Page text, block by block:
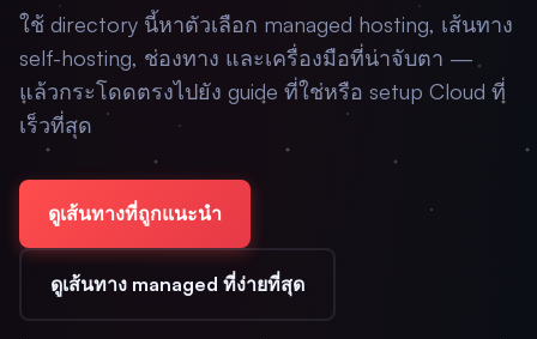
ใช้ directory นี้หาตัวเลือก managed hosting, เส้นทาง
self-hosting, ช่องทาง และเครื่องมือที่น่าจับตา —
แล้วกระโดดตรงไปยัง guide ที่ใช่หรือ setup Cloud ที่
เร็วที่สุด
ดูเส้นทางที่ถูกแนะนำ
ดูเส้นทาง managed ที่ง่ายที่สุด